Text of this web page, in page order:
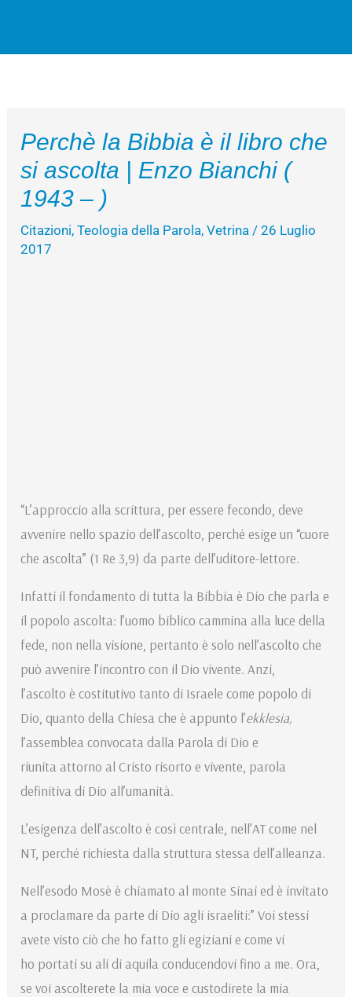
Perchè la Bibbia è il libro che
si ascolta | Enzo Bianchi (
1943 – )
Citazioni,Teologia della Parola,Vetrina /26 Luglio
2017
“L’approccio alla scrittura, per essere fecondo, deve
avvenire nello spazio dell’ascolto, perché esige un “cuore
che ascolta” (1 Re 3,9) da parte dell’uditore-lettore.
Infatti il fondamento di tutta la Bibbia è Dio che parla e
il popolo ascolta: l’uomo biblico cammina alla luce della
fede, non nella visione, pertanto è solo nell’ascolto che
può avvenire l’incontro con il Dio vivente. Anzi,
l’ascolto è costitutivo tanto di Israele come popolo di
Dio, quanto della Chiesa che è appunto l’ekklesia,
l’assemblea convocata dalla Parola di Dio e
riunita attorno al Cristo risorto e vivente, parola
definitiva di Dio all’umanità.
L’esigenza dell’ascolto è così centrale, nell’AT come nel
NT, perché richiesta dalla struttura stessa dell’alleanza.
Nell’esodo Mosè è chiamato al monte Sinai ed è invitato
a proclamare da parte di Dio agli israeliti:” Voi stessi
avete visto ciò che ho fatto gli egiziani e come vi
ho portati su ali di aquila conducendovi fino a me. Ora,
se voi ascolterete la mia voce e custodirete la mia